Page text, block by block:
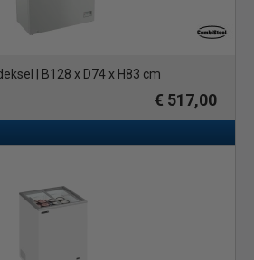
| B128 x D74 x H83 cm
€ 517,00